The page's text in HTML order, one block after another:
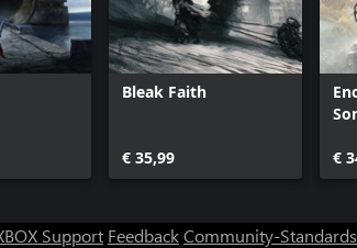
Bleak Faith
€ 35,99 €
Support FeedbackCommunity-Standards